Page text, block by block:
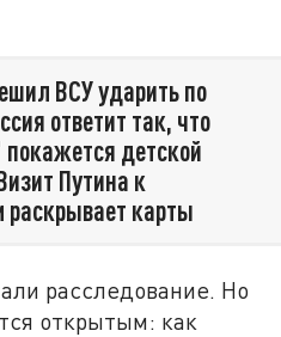
ВСУ ударить по
ответит так, что
детской
Путина к
карты
расследование. Но
открытым: как